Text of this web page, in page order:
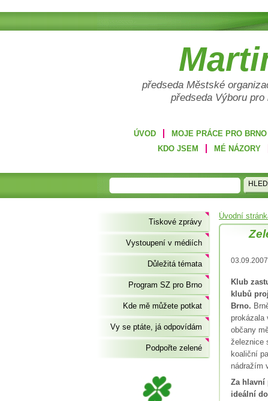
předseda Městské
předseda Výboru
MOJE PRÁCE PRO BRNO
ÚVOD
MÉ NÁZORY
KDO JSEM
Úvodní
Klub
klubů
Brno.
prokázala
občany
železnice
koaliční
nádražím
Za hlavní
ideální
Tiskové zprávy
Vystoupení v médiích
Důležitá témata
Program SZ pro Brno
Kde mě můžete potkat
Vy se ptáte, já odpovídám
Podpořte zelené